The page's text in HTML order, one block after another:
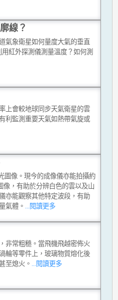
線？
氣象衛星如何量度大氣的垂直
紅外探測儀測量溫度？如何測
上會較地球同步天氣衛星的雲
利監測重要天氣如熱帶氣旋或
圖像。現今的成像儀亦能拍攝約
像，有助於分辨白色的雲以及山
亦能觀察其他特定波段，有助
氣體。 ...閱讀更多
非常粗糙。當飛機飛越密佈火
輪等零件上，玻璃物質熔化後
至熄火。
...閱讀更多